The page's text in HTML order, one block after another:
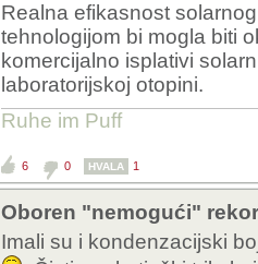
Realna efikasnost
tehnologijom bi mogla biti
komercijalno isplativi
laboratorijskoj otopini.
Ruhe im Puff
6 0 HVALA 1
Oboren "nemogući"
Imali su i kondenzacijski